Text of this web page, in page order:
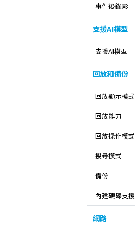
事件後錄影
支援AI模型
支援AI模型
回放和備份
回放顯示模式
回放能力
回放操作模式
搜尋模式
備份
內建硬碟支援
網路